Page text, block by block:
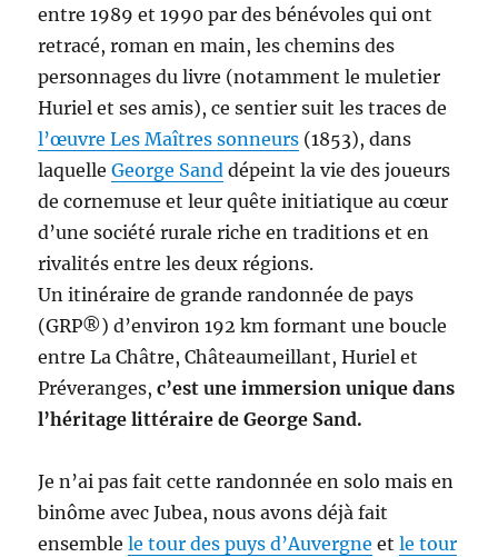
entre 1989 et 1990 par des bénévoles qui ont
retracé, roman en main, les chemins des
personnages du livre (notamment le muletier
Huriel et ses amis), ce sentier suit les traces de
l’œuvre Les Maîtres sonneurs (1853), dans
laquelleGeorge Sand dépeint la vie des joueurs
de cornemuse et leur quête initiatique au cœur
d’une société rurale riche en traditions et en
rivalités entre les deux régions.
Un itinéraire de grande randonnée de pays
(GRP®) d’environ 192 km formant une boucle
entre La Châtre, Châteaumeillant, Huriel et
Préveranges,c’est une immersion unique dans
l’héritage littéraire de George Sand.
Je n’ai pas fait cette randonnée en solo mais en
binôme avec Jubea, nous avons déjà fait
ensemblele tour des puys d’Auvergne etle tour